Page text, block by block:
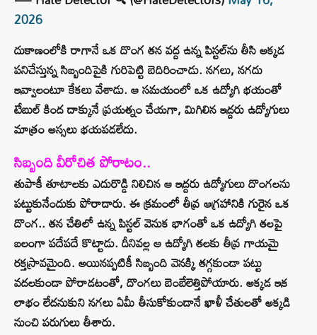
2026
దుకాణంలోకి రాగానే ఒక దొంగ తన వద్ద ఉన్న పిస్టల్‌ను తీసి అక్కడ
పనిచేస్తున్న సిబ్బందిపైకి గురిపెట్టి బెదిరించాడు. నగలు, నగదు
ఇవ్వాలంటూ కేకలు వేశాడు. ఆ సమయంలో ఒక ఉద్యోగి భయంతో
టేబుల్ కింద దాక్కునే ప్రయత్నం చేయగా, మిగిలిన ఇద్దరు ఉద్యోగులు
మాత్రం అస్సలు భయపడలేదు.
సిబ్బంది వీరోచిత పోరాటం..
తుపాకీ తూటాలకు ఎదురొడ్డి నిలిచిన ఆ ఇద్దరు ఉద్యోగులు దొంగలను
పట్టుకునేందుకు పోరాడారు. ఈ క్రమంలో తీవ్ర ఆగ్రహానికి గురైన ఒక
దొంగ.. తన చేతిలో ఉన్న పిస్టల్ వెనుక భాగంతో ఒక ఉద్యోగి తలపై
బలంగా పదేపదే కొట్టాడు. దీనివల్ల ఆ ఉద్యోగి తలకు తీవ్ర గాయమై
రక్తస్రావమైంది. అయినప్పటికీ సిబ్బంది వెనక్కి తగ్గకుండా పట్టు
వదలకుండా పోరాడటంతో, దొంగలు బెంబేలెత్తిపోయారు. అక్కడ ఇక
లాభం లేదనుకుని నగలు ఏమీ తీసుకోకుండానే ఖాళీ చేతులతో అక్కడి
నుంచి పరుగులు తీశారు.